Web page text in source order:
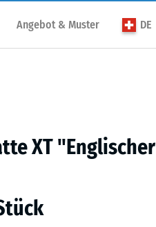
Angebot & Muster DE
XT "Englischer